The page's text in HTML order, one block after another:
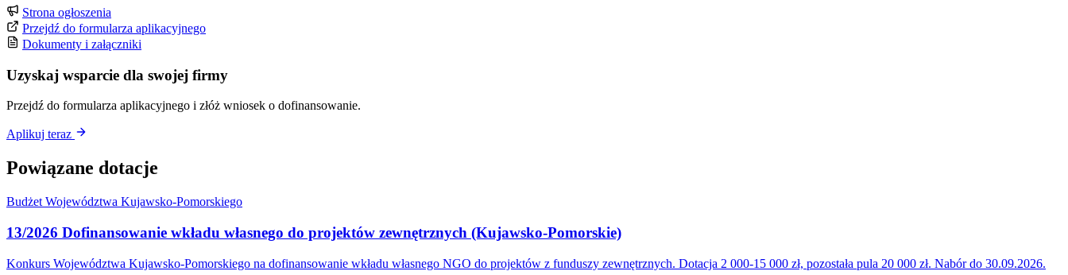
Strona ogłoszenia
Przejdź do formularza aplikacyjnego
Dokumenty i załączniki
Uzyskaj wsparcie dla swojej firmy
Przejdź do formularza aplikacyjnego i złóż wniosek o dofinansowanie.
Aplikuj teraz
Powiązane dotacje
Budżet Województwa Kujawsko-Pomorskiego
13/2026 Dofinansowanie wkładu własnego do projektów zewnętrznych (Kujawsko-Pomorskie)
Konkurs Województwa Kujawsko-Pomorskiego na dofinansowanie wkładu własnego NGO do projektów z funduszy zewnętrznych. Dotacja 2 000-15 000 zł, pozostała pula 20 000 zł. Nabór do 30.09.2026.